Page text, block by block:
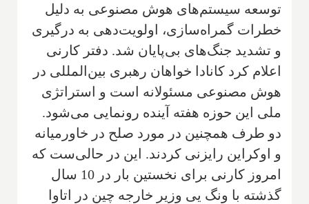
توسعه سیستم‌های هوش مصنوعی به دلیل
خطرات گمراه‌سازی، اولویت‌دهی به درگیری
و تشدید جنگ‌های بی‌پایان شد. دفتر کارنی
اعلام کرد کانادا خواهان رهبری بین‌المللی در
هوش مصنوعی مسئولانه است و استراتژی
ملی این حوزه هفته آینده رونمایی می‌شود.
دو طرف همچنین در مورد صلح در خاورمیانه
و اوکراین رایزنی کردند. این در حالی‌ست که
امروز کارنی برای نخستین بار در 10 سال
گذشته با ونگ یی وزیر خارجه چین در اتاوا